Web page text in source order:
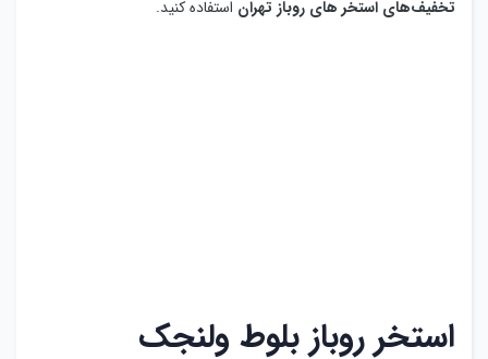
تخفیف‌های استخر های روباز تهران استفاده کنید.
آدرس: خیابان ولنجک، خیابان یمن، بالاتر از چهارراه مقدس